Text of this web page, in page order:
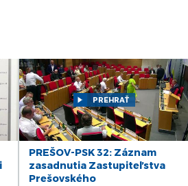
17
mar
DIÁR - pondelok 17/03/25
14
mar
DIÁR - piatok 14/03/25
13
mar
DIÁR - štvrtok 13/03/25
PREHRAŤ
PREŠOV-PSK 32: Záznam
zasadnutia Zastupiteľstva
Prešovského